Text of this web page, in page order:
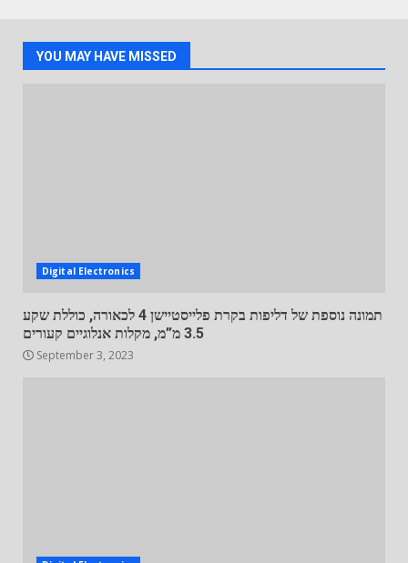
YOU MAY HAVE MISSED
Digital Electronics
תמונה נוספת של דליפות בקרת פלייסטיישן 4 לכאורה, כוללת שקע
3.5 מ”מ, מקלות אנלוגיים קעורים
September 3, 2023